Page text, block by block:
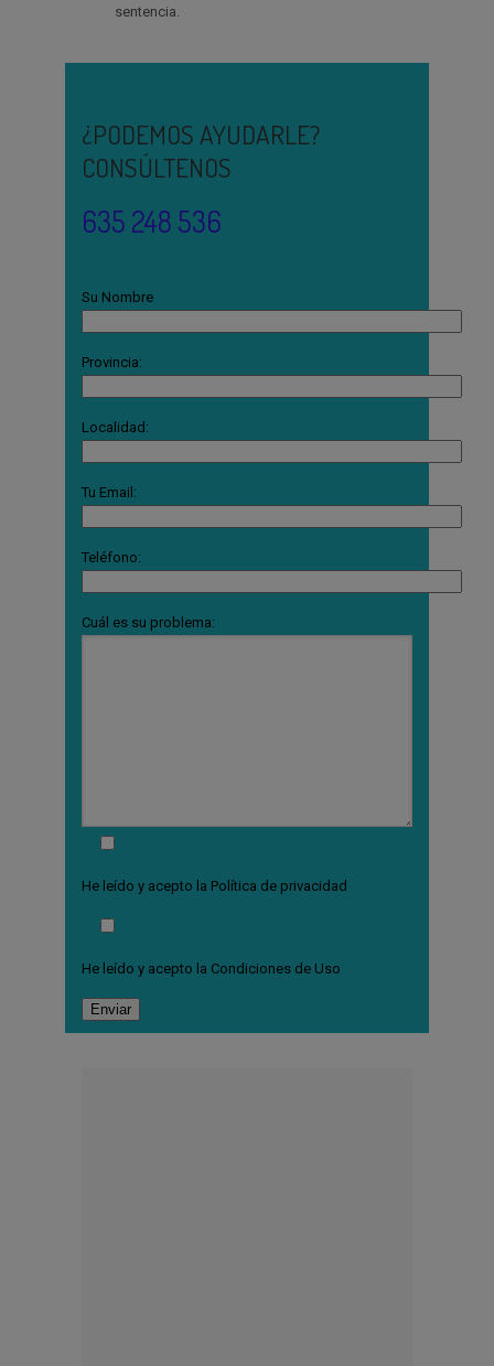
sentencia.
¿PODEMOS AYUDARLE?
CONSÚLTENOS
635 248 536
Su Nombre
Provincia:
Localidad:
Tu Email:
Teléfono:
Cuál es su problema:
He leído y acepto la Política de privacidad
He leído y acepto la Condiciones de Uso